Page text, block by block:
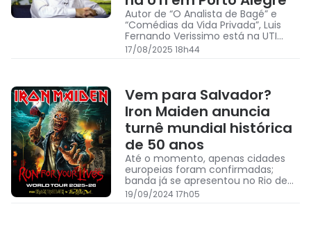
Autor de “O Analista de Bagé” e
“Comédias da Vida Privada”, Luis
Fernando Verissimo está na UTI
para tratar uma pneumonia
17/08/2025 18h44
Vem para Salvador?
Iron Maiden anuncia
turnê mundial histórica
de 50 anos
Até o momento, apenas cidades
europeias foram confirmadas;
banda já se apresentou no Rio de
Janeiro, São Paulo, Fortaleza, Recife
e Belo Horizonte
19/09/2024 17h05